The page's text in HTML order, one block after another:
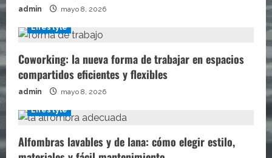
admin mayo 8, 2026
Lifestyle
Coworking: la nueva forma de trabajar en espacios
compartidos eficientes y flexibles
admin mayo 8, 2026
Lifestyle
Alfombras lavables y de lana: cómo elegir estilo,